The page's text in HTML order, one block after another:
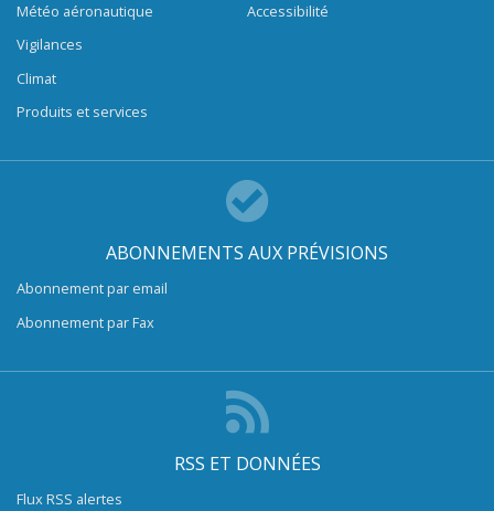
Météo aéronautique
Vigilances
Climat
Produits et services
Accessibilité
ABONNEMENTS AUX PRÉVISIONS
Abonnement par email
Abonnement par Fax
RSS ET DONNÉES
Flux RSS alertes